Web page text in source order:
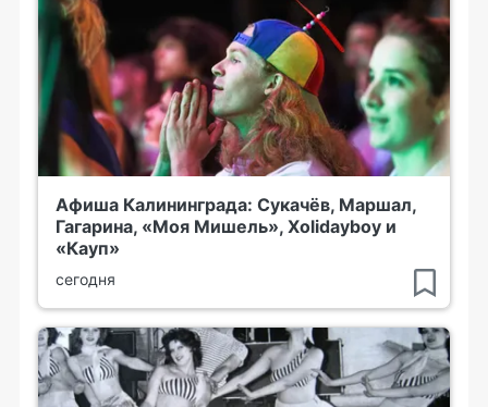
Афиша Калининграда: Сукачёв, Маршал,
Гагарина, «Моя Мишель», Xolidayboy и
«Кауп»
сегодня